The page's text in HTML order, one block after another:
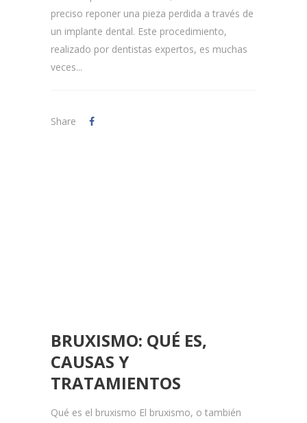
preciso reponer una pieza perdida a través de
un implante dental. Este procedimiento,
realizado por dentistas expertos, es muchas
veces...
Share
BRUXISMO: QUÉ ES,
CAUSAS Y
TRATAMIENTOS
Qué es el bruxismo El bruxismo, o también